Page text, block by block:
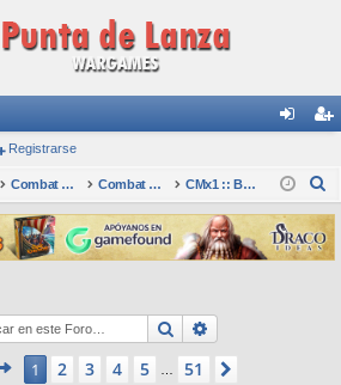
nti
fic
ar
ist
ra
rs
Registrarse
Combat Mission Combat Mission (CMx2) CMx1 :: BO-BB-AK
s
c
Buscar
Página de 51
1 2 3 4 5 51